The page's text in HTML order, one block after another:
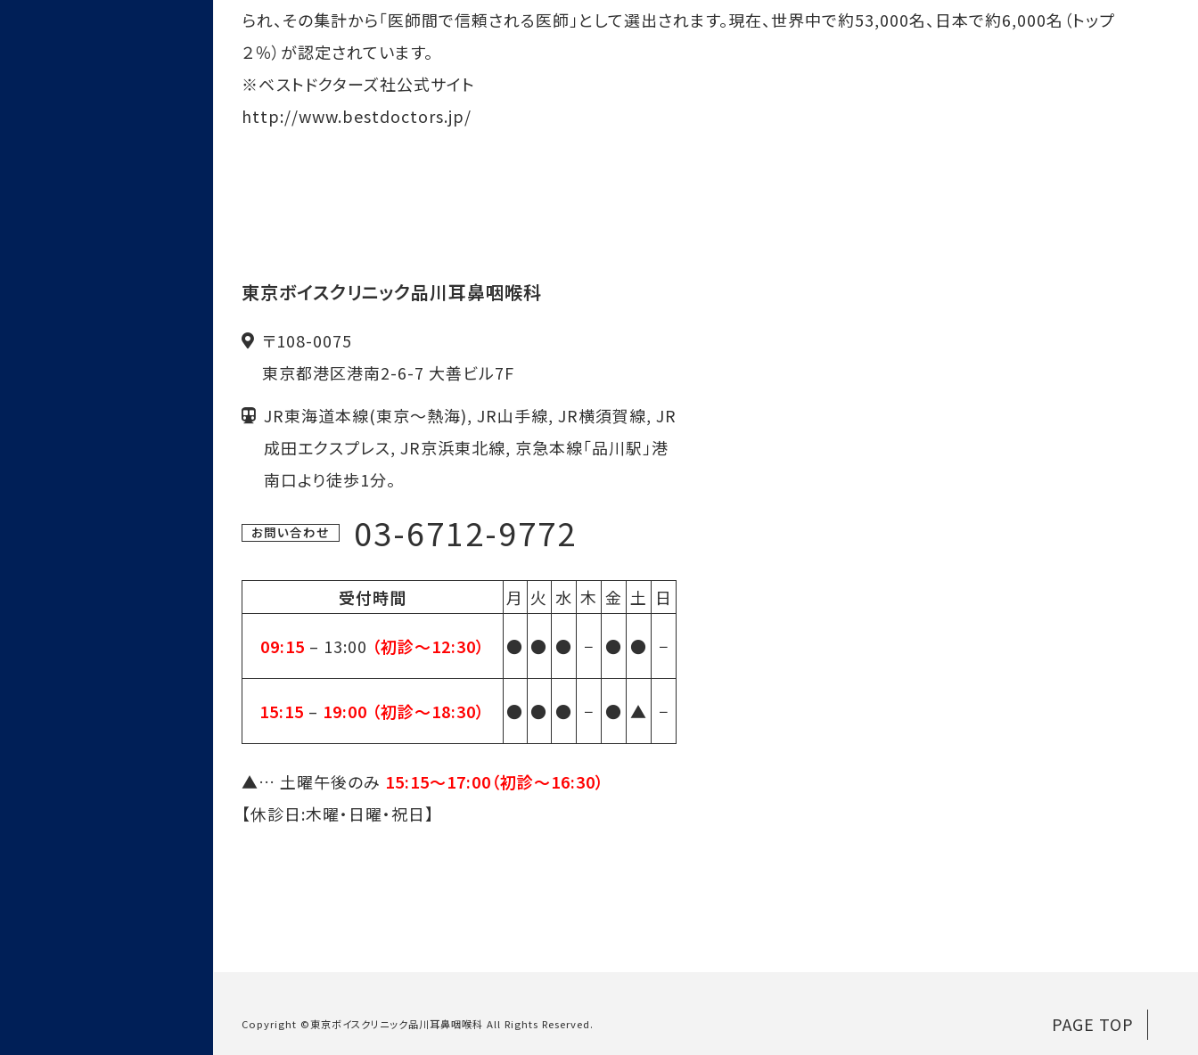
られ、その集計から「医師間で信頼される医師」として選出されます。現在、世界中で約53,000名、日本で約6,000名（トップ
２％）が認定されています。
※ベストドクターズ社公式サイト
http://www.bestdoctors.jp/
東京ボイスクリニック品川耳鼻咽喉科
〒108-0075
東京都港区港南2-6-7 大善ビル7F
JR東海道本線(東京～熱海), JR山手線, JR横須賀線, JR
成田エクスプレス, JR京浜東北線, 京急本線「品川駅」港
南口より徒歩1分。
お問い合わせ 03-6712-9772
受付時間 月 火 水 木 金 土 日
09:15 – 13:00 （初診〜12:30） ● ● ● − ● ● −
15:15 – 19:00 （初診〜18:30） ● ● ● − ● ▲ −
▲… 土曜午後のみ 15:15〜17:00（初診〜16:30）
【休診日:木曜・日曜・祝日】
PAGE TOP
Copyright ©東京ボイスクリニック品川耳鼻咽喉科 All Rights Reserved.